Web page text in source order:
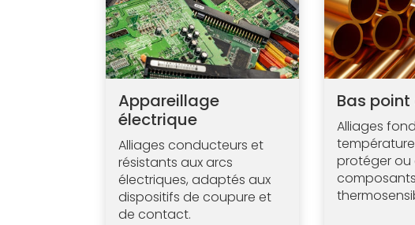
Appareillage
électrique
Alliages conducteurs et
résistants aux arcs
électriques, adaptés aux
dispositifs de coupure et
de contact.
Bas
Alliages
protéger ou
composants